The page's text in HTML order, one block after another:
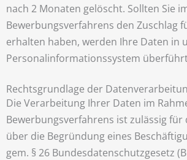
nach 2 Monaten gelöscht. Sollten Sie
Bewerbungsverfahrens den Zuschlag
erhalten haben, werden Ihre Daten in
Personalinformationssystem
Rechtsgrundlage der
Die Verarbeitung Ihrer Daten im
Bewerbungsverfahrens ist zulässig für
über die Begründung eines
gem. § 26 Bundesdatenschutzgesetz